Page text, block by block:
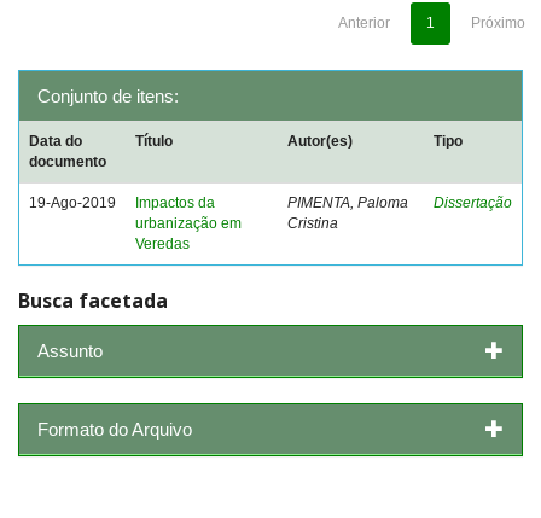
Anterior 1 Próximo
Conjunto de itens:
Data do
documento
Título Autor(es) Tipo
19-Ago-2019
Impactos da
urbanização em
Veredas
PIMENTA, Paloma
Cristina
Dissertação
Busca facetada
Assunto
Formato do Arquivo